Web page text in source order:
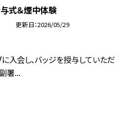
与式＆煙中体験
更新日 2026/05/29
入会し、バッジを授与していただ
署...